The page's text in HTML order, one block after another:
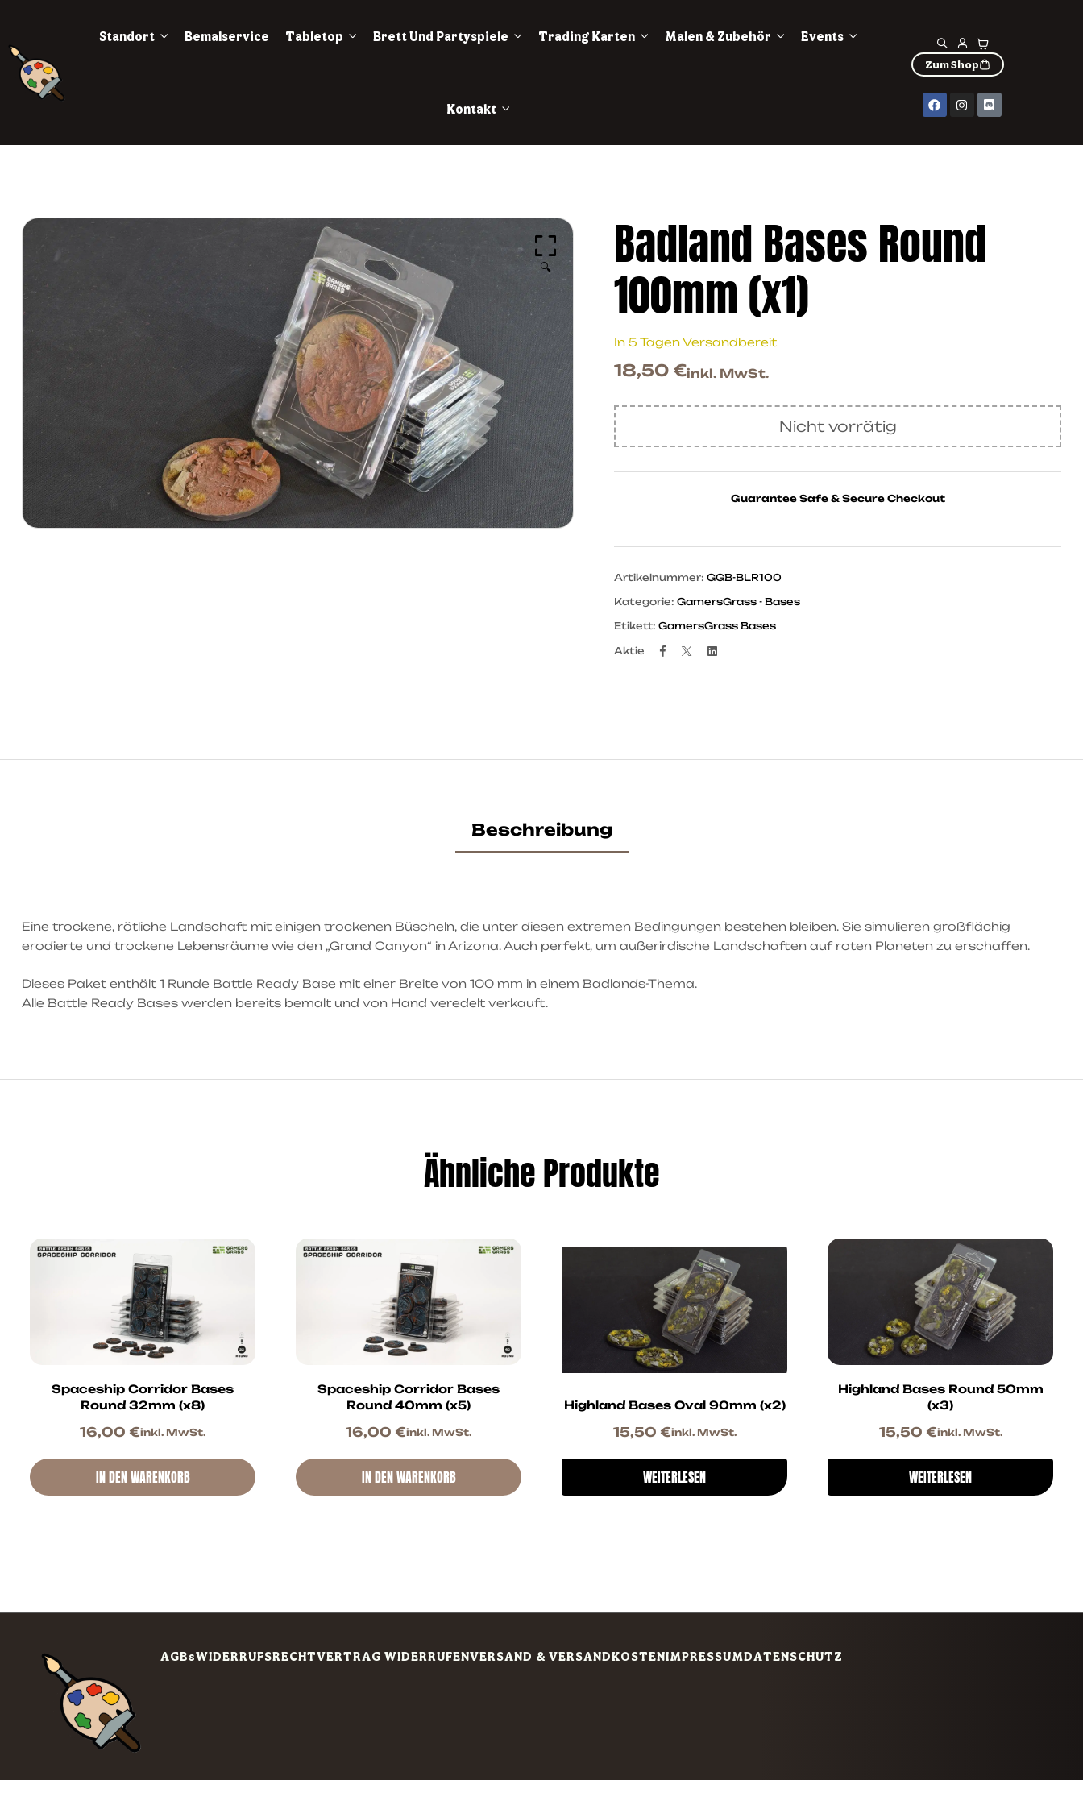
Standort Bemalservice Tabletop Brett Und Partyspiele Trading Karten Malen & Zubehör Events
Kontakt
Zum Shop
🔍 Badland Bases Round
100mm (x1)
In 5 Tagen Versandbereit
18,50 €inkl. MwSt.
Nicht vorrätig
Guarantee Safe & Secure Checkout
Artikelnummer:GGB-BLR100
Kategorie:GamersGrass - Bases
Etikett:GamersGrass Bases
Aktie Facebook
TwitterLinkedin
Beschreibung
Eine trockene, rötliche Landschaft mit einigen trockenen Büscheln, die unter diesen extremen Bedingungen bestehen bleiben. Sie simulieren großflächig
erodierte und trockene Lebensräume wie den „Grand Canyon“ in Arizona. Auch perfekt, um außerirdische Landschaften auf roten Planeten zu erschaffen.
Dieses Paket enthält 1 Runde Battle Ready Base mit einer Breite von 100 mm in einem Badlands-Thema.
Alle Battle Ready Bases werden bereits bemalt und von Hand veredelt verkauft.
Ähnliche Produkte
Spaceship Corridor Bases
Round 32mm (x8)
16,00 €inkl. MwSt.
IN DEN WARENKORB
Spaceship Corridor Bases
Round 40mm (x5)
16,00 €inkl. MwSt.
IN DEN WARENKORB
Highland Bases Oval 90mm (x2)
15,50 €inkl. MwSt.
WEITERLESEN
Highland Bases Round 50mm
(x3)
15,50 €inkl. MwSt.
WEITERLESEN
AGBsWIDERRUFSRECHTVERTRAG WIDERRUFENVERSAND & VERSANDKOSTENIMPRESSUMDATENSCHUTZ